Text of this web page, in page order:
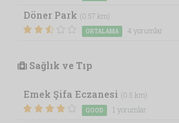
Döner Park (0.57 km)
ORTALAMA 4 yorumlar
Sağlık ve Tıp
Emek Şifa Eczanesi (0.5 km)
GOOD 1 yorumlar